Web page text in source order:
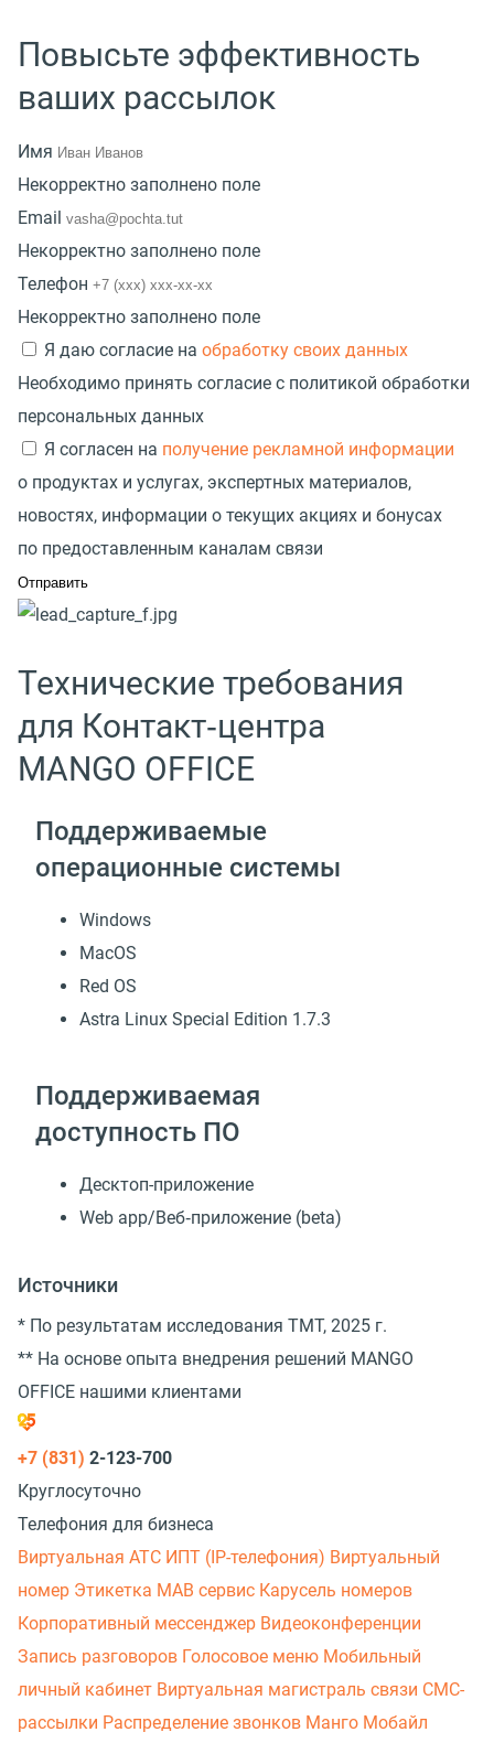
Повысьте эффективность
ваших рассылок
Имя
Некорректно заполнено поле
Email
Некорректно заполнено поле
Телефон
Некорректно заполнено поле
Я даю согласие на обработку своих данных
Необходимо принять согласие с политикой обработки
персональных данных
Я согласен на получение рекламной информации
о продуктах и услугах, экспертных материалов,
новостях, информации о текущих акциях и бонусах
по предоставленным каналам связи
Технические требования
для Контакт‑центра
MANGO OFFICE
Поддерживаемые
операционные системы
Windows
MacOS
Red OS
Astra Linux Special Edition 1.7.3
Поддерживаемая
доступность ПО
Десктоп-приложение
Web app/Веб‑приложение (beta)
Источники
* По результатам исследования TMT, 2025 г.
** На основе опыта внедрения решений MANGO
OFFICE нашими клиентами
+7 (831) 2-123-700
Круглосуточно
Телефония для бизнеса
Виртуальная АТС ИПТ (IP-телефония) Виртуальный
номер Этикетка МАВ сервис Карусель номеров
Корпоративный мессенджер Видеоконференции
Запись разговоров Голосовое меню Мобильный
личный кабинет Виртуальная магистраль связи СМС-
рассылки Распределение звонков Манго Мобайл